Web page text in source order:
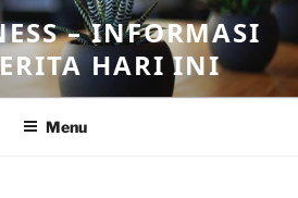
– INFORMASI
HARI INI
Menu